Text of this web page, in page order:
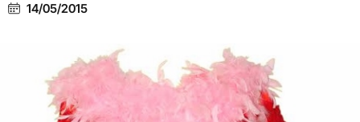
14/05/2015